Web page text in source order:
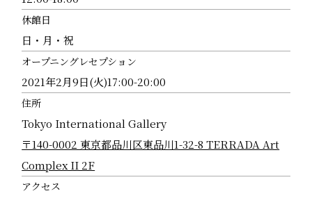
休館日
⽇・⽉・祝
オープニングレセプション
2021年2月9日(火)17:00-20:00
住所
Tokyo International Gallery
〒140-0002 東京都品川区東品川1-32-8 TERRADA Art
Complex II 2F
アクセス